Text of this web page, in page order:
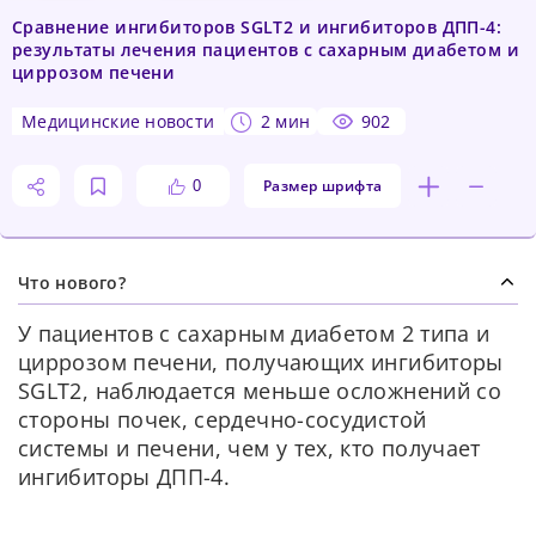
Сравнение ингибиторов SGLT2 и ингибиторов ДПП-4:
результаты лечения пациентов с сахарным диабетом и
циррозом печени
медицинские новости 2 мин 902
0 Размер шрифта
Что нового?
У пациентов с сахарным диабетом 2 типа и
циррозом печени, получающих ингибиторы
SGLT2, наблюдается меньше осложнений со
стороны почек, сердечно-сосудистой
системы и печени, чем у тех, кто получает
ингибиторы ДПП-4.